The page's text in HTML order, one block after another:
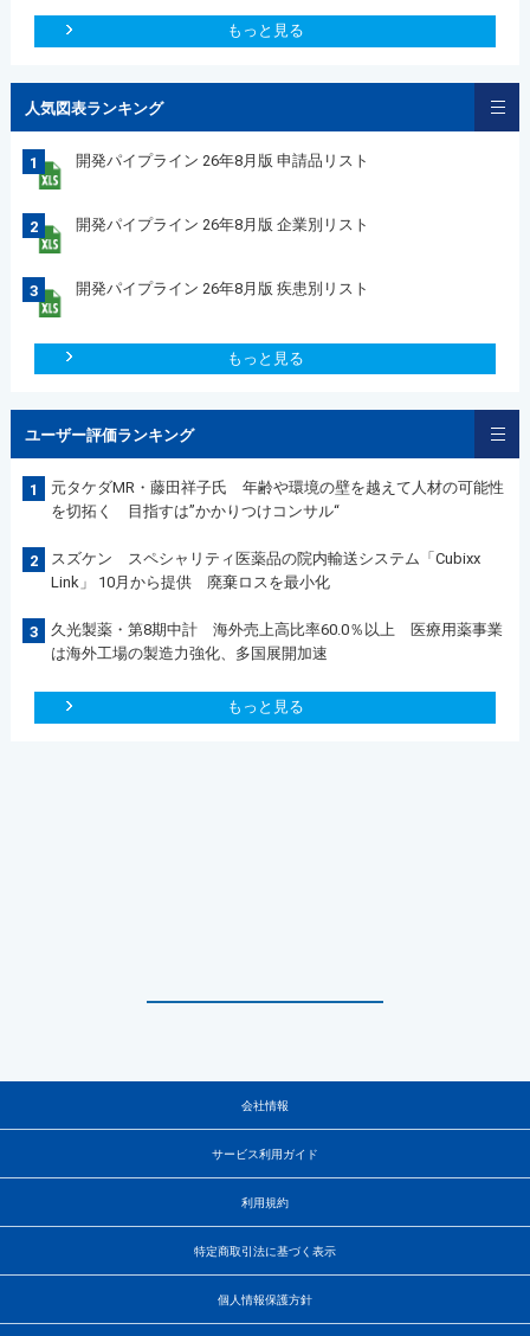
もっと見る
人気図表ランキング
1 開発パイプライン 26年8月版 申請品リスト
2 開発パイプライン 26年8月版 企業別リスト
3 開発パイプライン 26年8月版 疾患別リスト
もっと見る
ユーザー評価ランキング
1
元タケダMR・藤田祥子氏 年齢や環境の壁を越えて人材の可能性
を切拓く 目指すは”かかりつけコンサル“
2
スズケン スペシャリティ医薬品の院内輸送システム「Cubixx
Link」 10月から提供 廃棄ロスを最小化
3
久光製薬・第8期中計 海外売上高比率60.0％以上 医療用薬事業
は海外工場の製造力強化、多国展開加速
もっと見る
会社情報
サービス利用ガイド
利用規約
特定商取引法に基づく表示
個人情報保護方針